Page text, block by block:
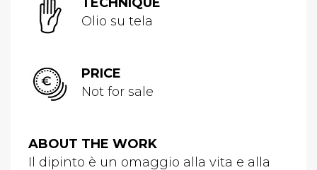
Olio su tela
PRICE
Not for sale
ABOUT THE WORK
Il dipinto è un omaggio alla vita e alla